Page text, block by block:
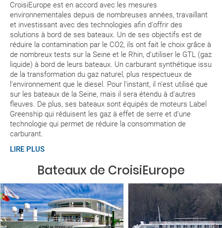
CroisiEurope est en accord avec les mesures
environnementales depuis de nombreuses années, travaillant
et investissant avec des technologies afin d'offrir des
solutions à bord de ses bateaux. Un de ses objectifs est de
réduire la contamination par le CO2, ils ont fait le choix grâce à
de nombreux tests sur la Seine et le Rhin, d’utiliser le GTL (gaz
liquide) à bord de leurs bateaux. Un carburant synthétique issu
de la transformation du gaz naturel, plus respectueux de
l’environnement que le diesel. Pour l'instant, il n'est utilisé que
sur les bateaux de la Seine, mais il sera étendu à d'autres
fleuves. De plus, ses bateaux sont équipés de moteurs Label
Greenship qui réduisent les gaz à effet de serre et d'une
technologie qui permet de réduire la consommation de
carburant.
LIRE PLUS
Bateaux de CroisiEurope